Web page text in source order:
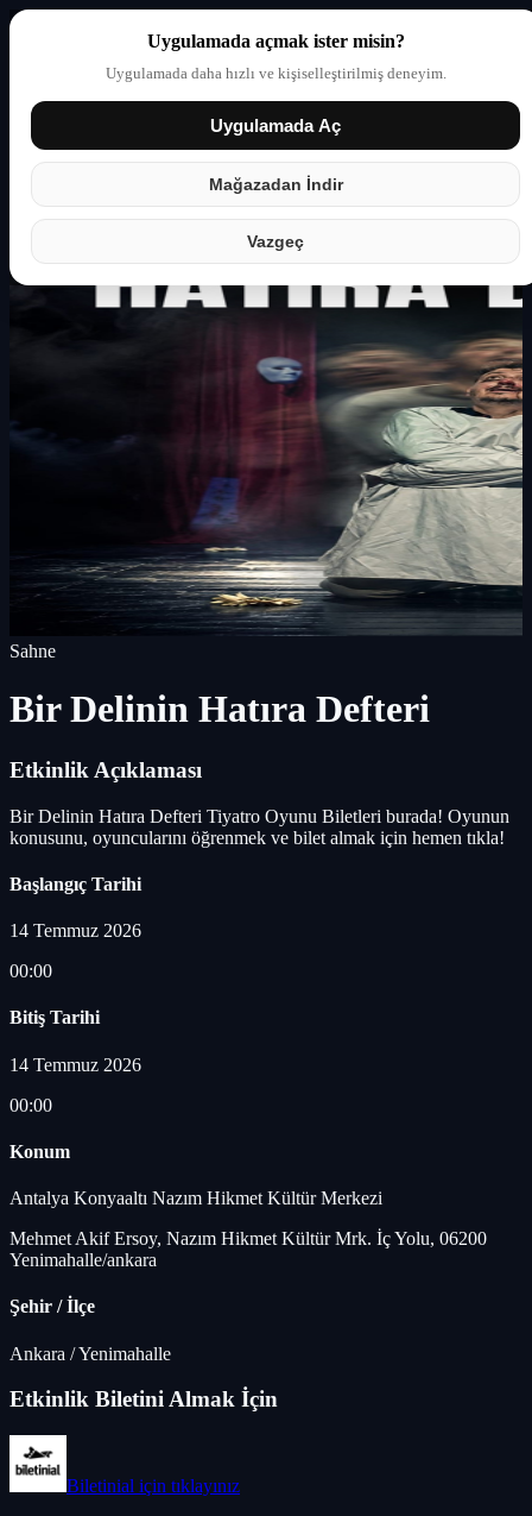
Uygulamada açmak ister misin?
Uygulamada daha hızlı ve kişiselleştirilmiş deneyim.
Uygulamada Aç
Mağazadan İndir
Vazgeç
Giriş yap Partner
Sahne
Bir Delinin Hatıra Defteri
Etkinlik Açıklaması
Bir Delinin Hatıra Defteri Tiyatro Oyunu Biletleri burada! Oyunun
konusunu, oyuncularını öğrenmek ve bilet almak için hemen tıkla!
Başlangıç Tarihi
14 Temmuz 2026
00:00
Bitiş Tarihi
14 Temmuz 2026
00:00
Konum
Antalya Konyaaltı Nazım Hikmet Kültür Merkezi
Mehmet Akif Ersoy, Nazım Hikmet Kültür Mrk. İç Yolu, 06200
Yenimahalle/ankara
Şehir / İlçe
Ankara /Yenimahalle
Etkinlik Biletini Almak İçin
Biletinial için tıklayınız